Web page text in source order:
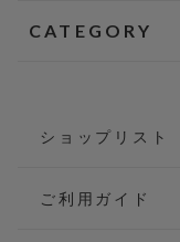
CATEGORY
ショップリスト
ご利用ガイド